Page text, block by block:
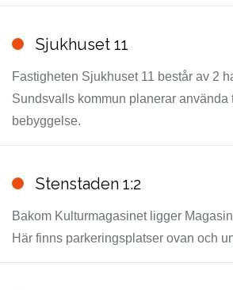
Sjukhuset 11
Fastigheten Sjukhuset 11 består av 2
Sundsvalls kommun planerar använda
bebyggelse.
Stenstaden 1:2
Bakom Kulturmagasinet ligger
Här finns parkeringsplatser ovan och